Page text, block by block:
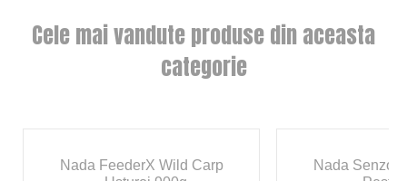
Cele mai vandute produse din aceasta
categorie
Nada FeederX Wild Carp
Nada Senzor